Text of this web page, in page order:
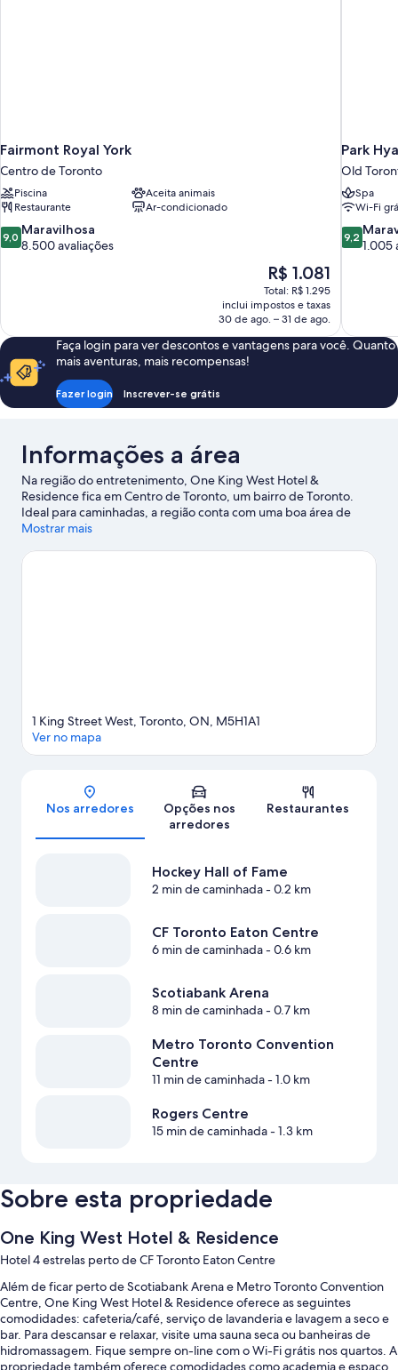
Fairmont Royal York
Centro de Toronto
Piscina
Aceita animais
Restaurante
Ar-condicionado
9.0
de
9,0 Maravilhosa
8.500 avaliações
O
preço
é
de
R$ 1.081
R$ 1.081
Total: R$ 1.295
inclui impostos e taxas
30 de ago. – 31 de ago.
Park
Old
Spa
Wi-Fi
9.2
de
9,2
1.005
Faça login para ver descontos e vantagens para você. Quanto
mais aventuras, mais recompensas!
Fazer login Inscrever-se grátis
Informações a área
Na região do entretenimento, One King West Hotel &
Residence fica em Centro de Toronto, um bairro de Toronto.
Ideal para caminhadas, a região conta com uma boa área de
compras. Para quem gosta de fazer compras durante a viagem,
Historic District, enquanto quem deseja conhecer as atrações
Mostrar mais
Mapa
1 King Street West, Toronto, ON, M5H1A1
Ver no mapa
Nos arredores
Opções nos
arredores
Restaurantes
Hockey Hall of Fame
2 min de caminhada- 0.2 km
CF Toronto Eaton Centre
6 min de caminhada- 0.6 km
Scotiabank Arena
8 min de caminhada- 0.7 km
Metro Toronto Convention
Centre
11 min de caminhada- 1.0 km
Rogers Centre
15 min de caminhada- 1.3 km
Sobre esta propriedade
One King West Hotel & Residence
Hotel 4 estrelas perto de CF Toronto Eaton Centre
Além de ficar perto de Scotiabank Arena e Metro Toronto Convention
Centre, One King West Hotel & Residence oferece as seguintes
comodidades: cafeteria/café, serviço de lavanderia e lavagem a seco e
bar. Para descansar e relaxar, visite uma sauna seca ou banheiras de
hidromassagem. Fique sempre on-line com o Wi-Fi grátis nos quartos. A
propriedade também oferece comodidades como academia e espaço